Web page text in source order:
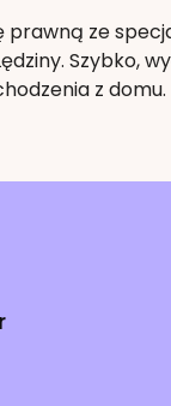
prawną ze
. Szybko,
z domu.